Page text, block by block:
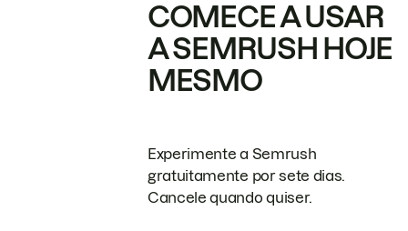
COMECE A USAR
A SEMRUSH HOJE
MESMO
Experimente a Semrush
gratuitamente por sete dias.
Cancele quando quiser.